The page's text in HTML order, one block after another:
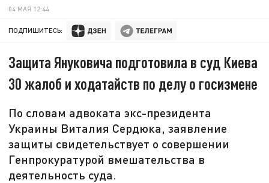
04 МАЯ 12:44
ПОДПИШИТЕСЬ:
Защита Януковича подготовила в суд Киева
30 жалоб и ходатайств по делу о госизмене
По словам адвоката экс-президента
Украины Виталия Сердюка, заявление
защиты свидетельствует о совершении
Генпрокуратурой вмешательства в
деятельность суда.